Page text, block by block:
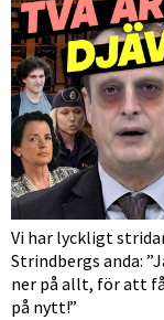
Vi har lyckligt
Strindbergs anda:
ner på allt, för att
på nytt!”